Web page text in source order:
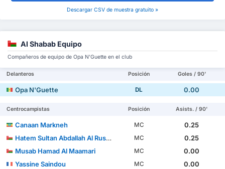
Descargar CSV de muestra gratuito »
Al Shabab Equipo
Compañeros de equipo de Opa N'Guette en el club
Delanteros Posición Goles / 90'
Opa N'Guette DL 0.00
Centrocampistas Posición Asists. / 90'
Canaan Markneh MC
0.25
Hatem Sultan Abdallah Al Rushadi
MC
0.25
Musab Hamad Al Maamari
MC
0.00
Yassine Saindou
MC 0.00